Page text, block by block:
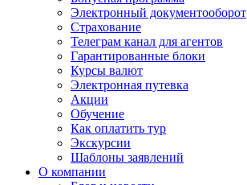
Электронный документооборот
Страхование
Телеграм канал для агентов
Гарантированные блоки
Курсы валют
Электронная путевка
Акции
Обучение
Как оплатить тур
Экскурсии
Шаблоны заявлений
О компании